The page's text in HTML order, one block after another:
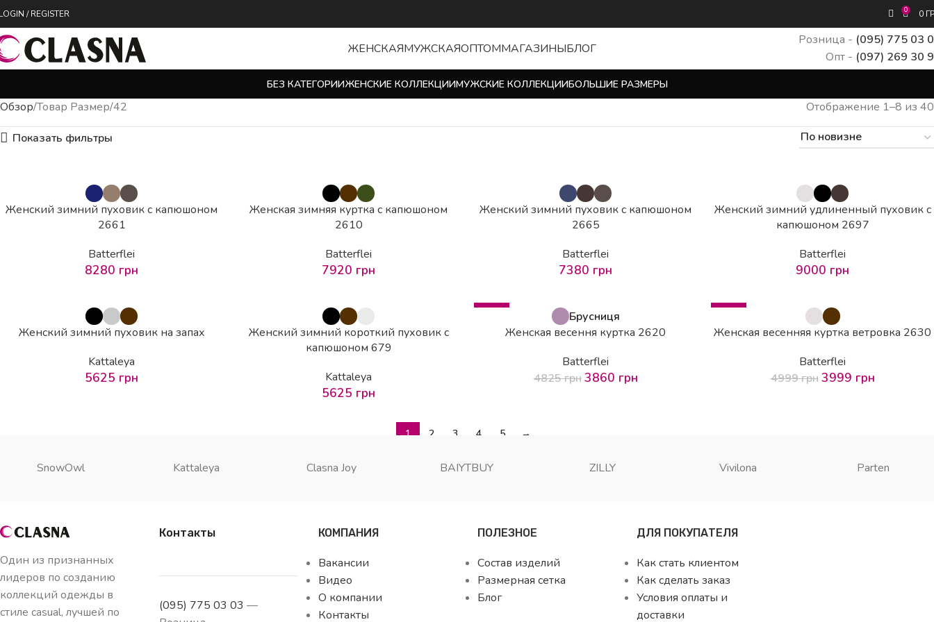
/ REGISTER 0 0
ЖЕНСКАЯМУЖСКАЯОПТОММАГАЗИНЫБЛОГ
Розница - (095) 775 03
Опт - (097) 269 30
БЕЗ КАТЕГОРИИЖЕНСКИЕ КОЛЛЕКЦИИМУЖСКИЕ КОЛЛЕКЦИИБОЛЬШИЕ РАЗМЕРЫ
Обзор Товар Размер 42 Отображение 1–8 из 40
Показать фильтры
Женский зимний пуховик с капюшоном
2661
Batterflei
8280 грн
Женская зимняя куртка с капюшоном
2610
Batterflei
7920 грн
Женский зимний пуховик с капюшоном
2665
Batterflei
7380 грн
Женский зимний удлиненный пуховик с
капюшоном 2697
Batterflei
9000 грн
Женский зимний пуховик на запах
Kattaleya
5625 грн
Женский зимний короткий пуховик с
капюшоном 679
Kattaleya
5625 грн
-20%
Брусниця
Женская весення куртка 2620
Batterflei
4825грн 3860 грн
-20%
Женская весенняя куртка ветровка 2630
Batterflei
4999грн 3999 грн
1 2 3 4 5 →
SnowOwl Kattaleya Clasna Joy BAIYTBUY ZILLY Vivilona Parten
Один из признанных
лидеров по созданию
коллекций одежды в
стиле casual, лучшей по
Контакты
(095) 775 03 03 —
КОМПАНИЯ
Вакансии
Видео
О компании
Контакты
ПОЛЕЗНОЕ
Состав изделий
Размерная сетка
Блог
ДЛЯ ПОКУПАТЕЛЯ
Как стать клиентом
Как сделать заказ
Условия оплаты и
доставки